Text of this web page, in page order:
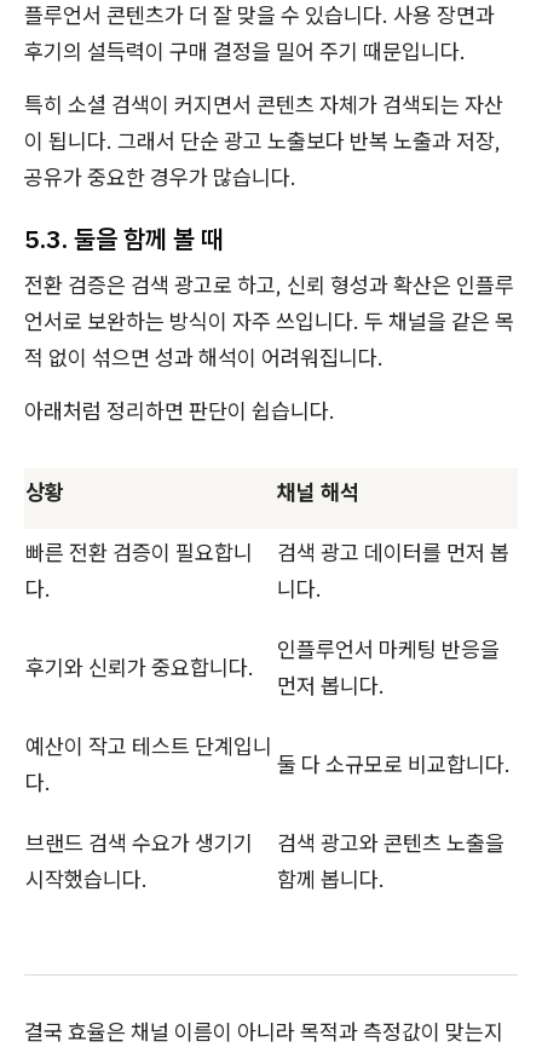
플루언서 콘텐츠가 더 잘 맞을 수 있습니다. 사용 장면과
후기의 설득력이 구매 결정을 밀어 주기 때문입니다.
특히 소셜 검색이 커지면서 콘텐츠 자체가 검색되는 자산
이 됩니다. 그래서 단순 광고 노출보다 반복 노출과 저장,
공유가 중요한 경우가 많습니다.
5.3. 둘을 함께 볼 때
전환 검증은 검색 광고로 하고, 신뢰 형성과 확산은 인플루
언서로 보완하는 방식이 자주 쓰입니다. 두 채널을 같은 목
적 없이 섞으면 성과 해석이 어려워집니다.
아래처럼 정리하면 판단이 쉽습니다.
상황 채널 해석
빠른 전환 검증이 필요합니
다.
검색 광고 데이터를 먼저 봅
니다.
후기와 신뢰가 중요합니다.
인플루언서 마케팅 반응을
먼저 봅니다.
예산이 작고 테스트 단계입니
다.
둘 다 소규모로 비교합니다.
브랜드 검색 수요가 생기기
시작했습니다.
검색 광고와 콘텐츠 노출을
함께 봅니다.
결국 효율은 채널 이름이 아니라 목적과 측정값이 맞는지